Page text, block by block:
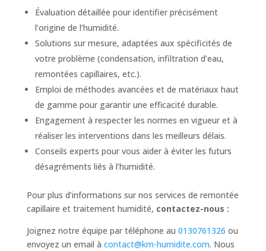
Évaluation détaillée pour identifier précisément
l’origine de l’humidité.
Solutions sur mesure, adaptées aux spécificités de
votre problème (condensation, infiltration d’eau,
remontées capillaires, etc.).
Emploi de méthodes avancées et de matériaux haut
de gamme pour garantir une efficacité durable.
Engagement à respecter les normes en vigueur et à
réaliser les interventions dans les meilleurs délais.
Conseils experts pour vous aider à éviter les futurs
désagréments liés à l’humidité.
Pour plus d’informations sur nos services de remontée
capillaire et traitement humidité, contactez-nous :
Joignez notre équipe par téléphone au 0130761326 ou
envoyez un email à contact@km-humidite.com. Nous